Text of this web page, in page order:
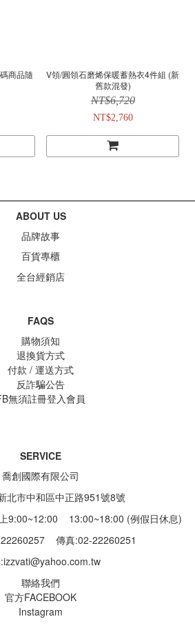
商品隨
V領/圓領石磨烯保暖蓄熱衣4件組 (新
舊款混發)
NT$6,720
NT$2,760
ABOUT US
品牌故事
百貨專櫃
全台經銷店
FAQS
購物須知
退換貨方式
付款 / 運送方式
反詐騙公告
無須註冊登入會員
SERVICE
喬創國際有限公司
北市中和區中正路951號8號
9:00~12:00 13:00~18:00 (例假日休息)
22260257 傳真:02-22260251
izzvati@yahoo.com.tw
聯絡我們
官方FACEBOOK
Instagram